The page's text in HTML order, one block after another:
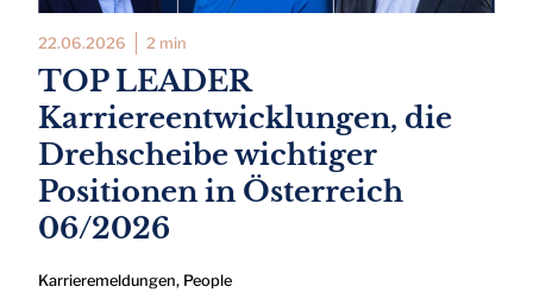
22.06.2026 2 min
TOP LEADER
Karriereentwicklungen, die
Drehscheibe wichtiger
Positionen in Österreich
06/2026
Karrieremeldungen, People